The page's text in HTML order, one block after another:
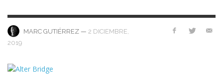
MARC GUTIÉRREZ — 2 DICIEMBRE,
2019